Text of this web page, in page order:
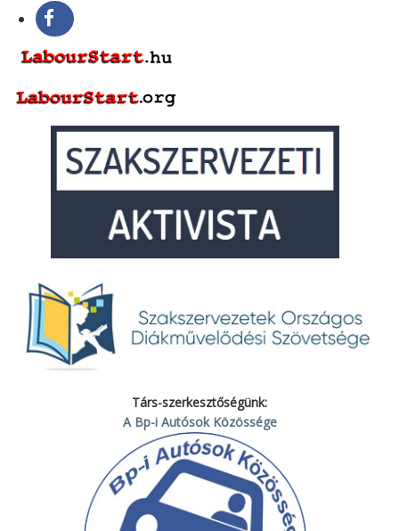
Társ-szerkesztőségünk:
A Bp-i Autósok Közössége